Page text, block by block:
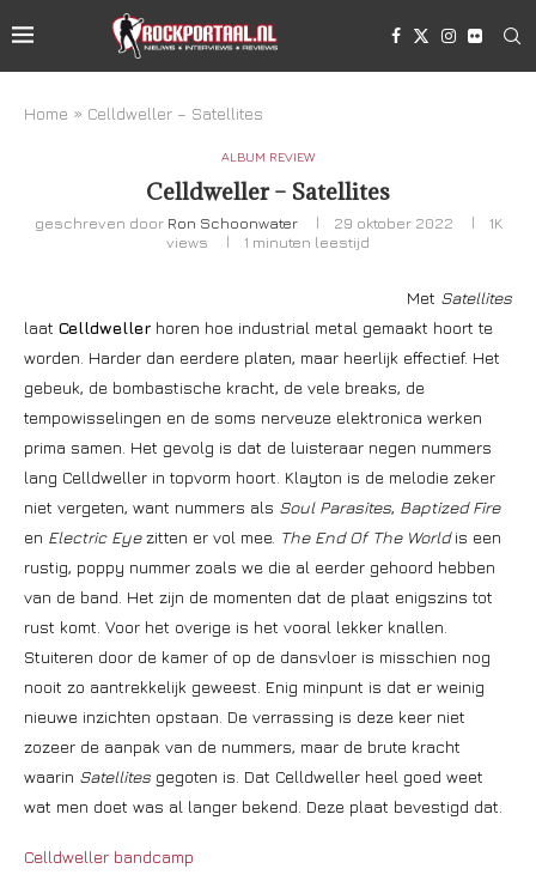
Home » Celldweller – Satellites
ALBUM REVIEW
Celldweller – Satellites
geschreven door Ron Schoonwater 29 oktober 2022
1K
views
1 minuten leestijd
Met Satellites
laat Celldweller horen hoe industrial metal gemaakt hoort te
worden. Harder dan eerdere platen, maar heerlijk effectief. Het
gebeuk, de bombastische kracht, de vele breaks, de
tempowisselingen en de soms nerveuze elektronica werken
prima samen. Het gevolg is dat de luisteraar negen nummers
lang Celldweller in topvorm hoort. Klayton is de melodie zeker
niet vergeten, want nummers als Soul Parasites, Baptized Fire
en Electric Eyezitten er vol mee. The End Of The Worldis een
rustig, poppy nummer zoals we die al eerder gehoord hebben
van de band. Het zijn de momenten dat de plaat enigszins tot
rust komt. Voor het overige is het vooral lekker knallen.
Stuiteren door de kamer of op de dansvloer is misschien nog
nooit zo aantrekkelijk geweest. Enig minpunt is dat er weinig
nieuwe inzichten opstaan. De verrassing is deze keer niet
zozeer de aanpak van de nummers, maar de brute kracht
waarin Satellites gegoten is. Dat Celldweller heel goed weet
wat men doet was al langer bekend. Deze plaat bevestigd dat.
Celldweller bandcamp